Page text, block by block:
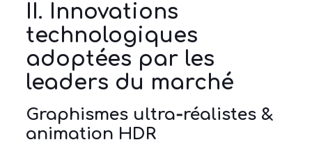
II. Innovations
technologiques
adoptées par les
leaders du marché
Graphismes ultra‑réalistes &
animation HDR